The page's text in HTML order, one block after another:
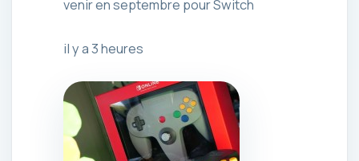
venir en septembre pour Switch
il y a 3 heures